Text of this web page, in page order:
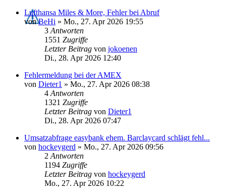
Lufthansa Miles & More, Fehler bei Abruf
vonBeHi » Mo., 27. Apr 2026 19:55
3 Antworten
1551 Zugriffe
Letzter Beitrag von jokoenen
Di., 28. Apr 2026 12:40
Fehlermeldung bei der AMEX
von Dieter1 » Mo., 27. Apr 2026 08:38
4 Antworten
1321 Zugriffe
Letzter Beitrag von Dieter1
Di., 28. Apr 2026 07:47
Umsatzabfrage easybank ehem. Barclaycard schlägt fehl...
von hockeygerd » Mo., 27. Apr 2026 09:56
2 Antworten
1194 Zugriffe
Letzter Beitrag von hockeygerd
Mo., 27. Apr 2026 10:22